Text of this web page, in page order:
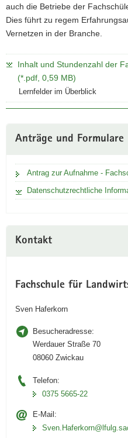
auch die Betriebe der
Dies führt zu regem
Vernetzen in der Branche.
Inhalt und Stundenzahl der
(*.pdf, 0,59 MB)
Lernfelder im Überblick
Anträge und Formulare
Antrag zur Aufnahme -
Datenschutzrechtliche
Kontakt
Fachschule für
Sven Haferkorn
Besucheradresse:
Werdauer Straße 70
08060 Zwickau
Telefon:
0375 5665-22
E-Mail: